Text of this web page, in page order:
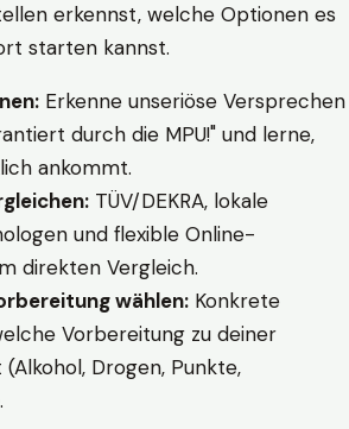
erkennst, welche Optionen es
starten kannst.
Erkenne unseriöse Versprechen
durch die MPU!" und lerne,
ankommt.
TÜV/DEKRA, lokale
und flexible Online-
direkten Vergleich.
wählen: Konkrete
Vorbereitung zu deiner
Drogen, Punkte,